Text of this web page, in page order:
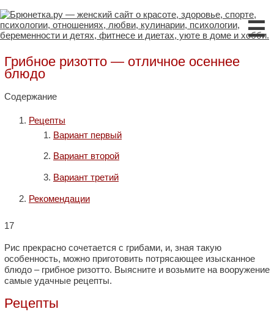
☰
Грибное ризотто — отличное осеннее
блюдо
Содержание
Рецепты
Вариант первый
Вариант второй
Вариант третий
Рекомендации
17
Рис прекрасно сочетается с грибами, и, зная такую
особенность, можно приготовить потрясающее изысканное
блюдо – грибное ризотто. Выясните и возьмите на вооружение
самые удачные рецепты.
Рецепты